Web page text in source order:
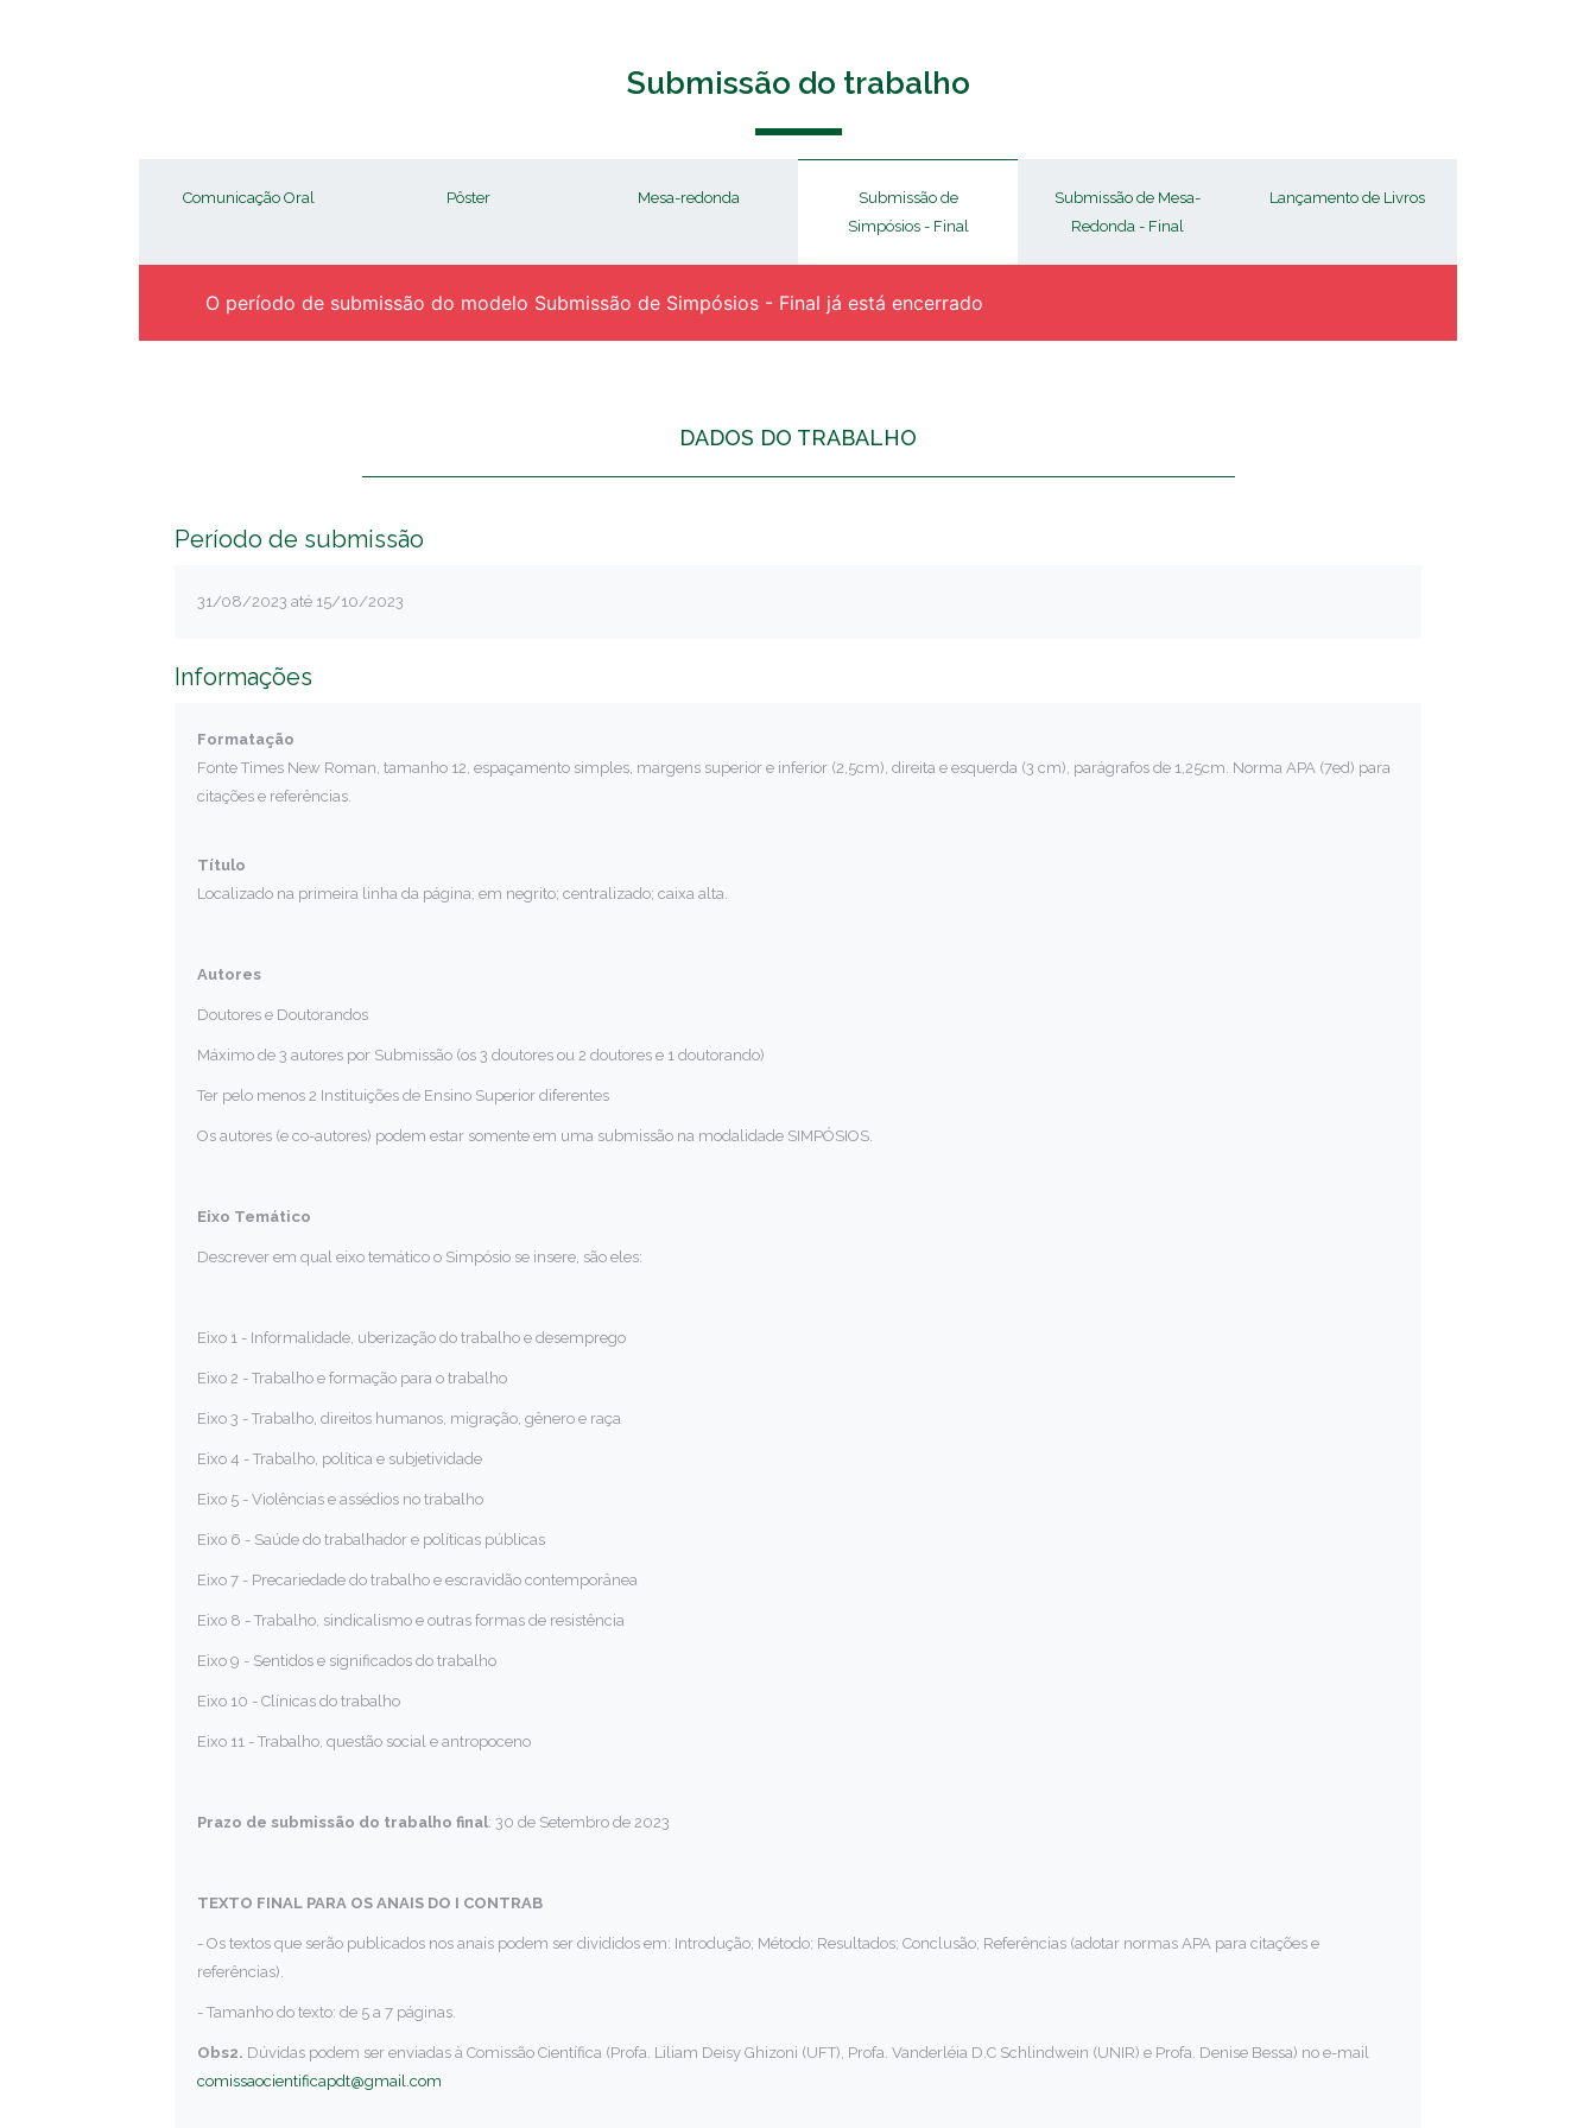
Submissão do trabalho
Comunicação Oral Pôster Mesa-redonda
Submissão de
Simpósios - Final
Submissão de Mesa-
Redonda - Final
Lançamento de Livros
O período de submissão do modelo Submissão de Simpósios - Final já está encerrado
DADOS DO TRABALHO
Período de submissão
31/08/2023 até 15/10/2023
Informações
Formatação
Fonte Times New Roman, tamanho 12, espaçamento simples, margens superior e inferior (2,5cm), direita e esquerda (3 cm), parágrafos de 1,25cm. Norma APA (7ed) para
citações e referências.
Título
Localizado na primeira linha da página; em negrito; centralizado; caixa alta.
Autores
Doutores e Doutorandos
Máximo de 3 autores por Submissão (os 3 doutores ou 2 doutores e 1 doutorando)
Ter pelo menos 2 Instituições de Ensino Superior diferentes
Os autores (e co-autores) podem estar somente em uma submissão na modalidade SIMPÓSIOS.
Eixo Temático
Descrever em qual eixo temático o Simpósio se insere, são eles:
Eixo 1 - Informalidade, uberização do trabalho e desemprego
Eixo 2 - Trabalho e formação para o trabalho
Eixo 3 - Trabalho, direitos humanos, migração, gênero e raça
Eixo 4 - Trabalho, política e subjetividade
Eixo 5 - Violências e assédios no trabalho
Eixo 6 - Saúde do trabalhador e políticas públicas
Eixo 7 - Precariedade do trabalho e escravidão contemporânea
Eixo 8 - Trabalho, sindicalismo e outras formas de resistência
Eixo 9 - Sentidos e significados do trabalho
Eixo 10 - Clínicas do trabalho
Eixo 11 - Trabalho, questão social e antropoceno
Prazo de submissão do trabalho final: 30 de Setembro de 2023
TEXTO FINAL PARA OS ANAIS DO I CONTRAB
- Os textos que serão publicados nos anais podem ser divididos em: Introdução; Método; Resultados; Conclusão; Referências (adotar normas APA para citações e
referências).
- Tamanho do texto: de 5 a 7 páginas.
Obs2. Dúvidas podem ser enviadas à Comissão Científica (Profa. Liliam Deisy Ghizoni (UFT), Profa. Vanderléia D.C Schlindwein (UNIR) e Profa. Denise Bessa) no e-mail
comissaocientificapdt@gmail.com